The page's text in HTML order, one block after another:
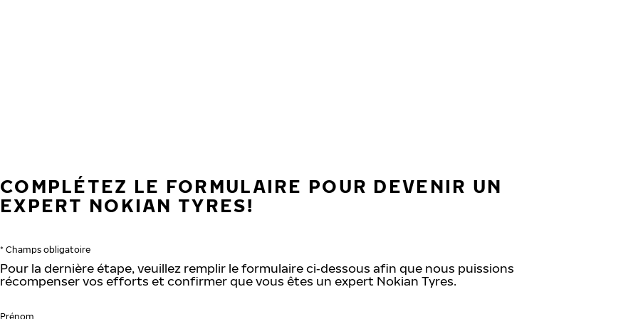
COMPLÉTEZ LE FORMULAIRE POUR DEVENIR UN
EXPERT NOKIAN TYRES!
* Champs obligatoire
Pour la dernière étape, veuillez remplir le formulaire ci‑dessous afin que nous puissions
récompenser vos efforts et confirmer que vous êtes un expert Nokian Tyres.
Prénom